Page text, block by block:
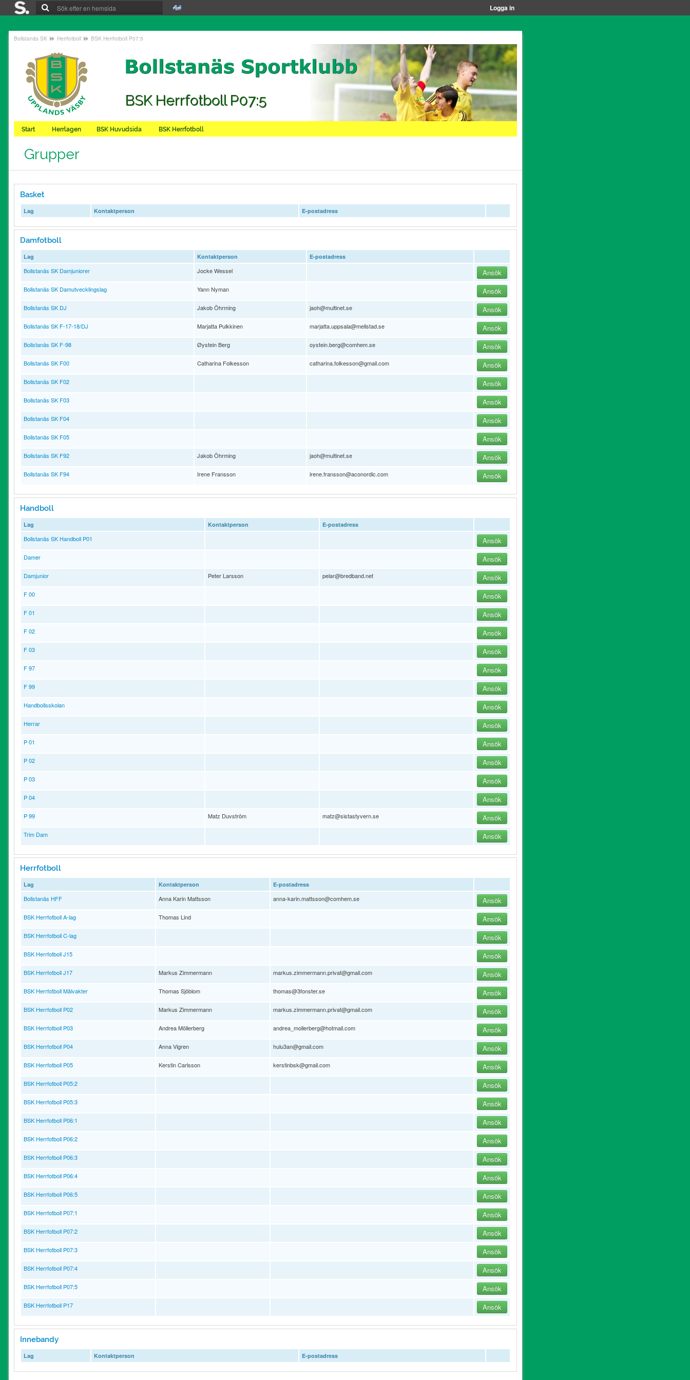
Logga in
Bollstanäs SK Herrfotboll BSK Herrfotboll P07:5
BSK Herrfotboll P07:5
Start Herrlagen BSK Huvudsida BSK Herrfotboll
Grupper
Basket
Lag Kontaktperson E-postadress
Damfotboll
Lag Kontaktperson E-postadress
Bollstanäs SK Damjuniorer Jocke Wessel Ansök
Bollstanäs SK Damutvecklingslag Yann Nyman Ansök
Bollstanäs SK DJ Jakob Öhrming jaoh@multinet.se Ansök
Bollstanäs SK F-17-18/DJ Marjatta Pulkkinen marjatta.uppsala@mellstad.se Ansök
Bollstanäs SK F-98 Øystein Berg oystein.berg@comhem.se Ansök
Bollstanäs SK F00 Catharina Folkesson catharina.folkesson@gmail.com Ansök
Bollstanäs SK F02 Ansök
Bollstanäs SK F03 Ansök
Bollstanäs SK F04 Ansök
Bollstanäs SK F05 Ansök
Bollstanäs SK F92 Jakob Öhrming jaoh@multinet.se Ansök
Bollstanäs SK F94 Irene Fransson irene.fransson@aconordic.com Ansök
Handboll
Lag Kontaktperson E-postadress
Bollstanäs SK Handboll P01 Ansök
Damer Ansök
Damjunior Peter Larsson pelar@bredband.net Ansök
F 00 Ansök
F 01 Ansök
F 02 Ansök
F 03 Ansök
F 97 Ansök
F 99 Ansök
Handbollsskolan Ansök
Herrar Ansök
P 01 Ansök
P 02 Ansök
P 03 Ansök
P 04 Ansök
P 99 Matz Duvström matz@sistastyvern.se Ansök
Trim Dam Ansök
Herrfotboll
Lag Kontaktperson E-postadress
Bollstanäs HFF Anna Karin Mattsson anna-karin.mattsson@comhem.se Ansök
BSK Herrfotboll A-lag Thomas Lind Ansök
BSK Herrfotboll C-lag Ansök
BSK Herrfotboll J15 Ansök
BSK Herrfotboll J17 Markus Zimmermann markus.zimmermann.privat@gmail.com Ansök
BSK Herrfotboll Målvakter Thomas Sjöblom thomas@3fonster.se Ansök
BSK Herrfotboll P02 Markus Zimmermann markus.zimmermann.privat@gmail.com Ansök
BSK Herrfotboll P03 Andrea Möllerberg andrea_mollerberg@hotmail.com Ansök
BSK Herrfotboll P04 Anna Vigren hulu3an@gmail.com Ansök
BSK Herrfotboll P05 Kerstin Carlsson kerstinbsk@gmail.com Ansök
BSK Herrfotboll P05:2 Ansök
BSK Herrfotboll P05:3 Ansök
BSK Herrfotboll P06:1 Ansök
BSK Herrfotboll P06:2 Ansök
BSK Herrfotboll P06:3 Ansök
BSK Herrfotboll P06:4 Ansök
BSK Herrfotboll P06:5 Ansök
BSK Herrfotboll P07:1 Ansök
BSK Herrfotboll P07:2 Ansök
BSK Herrfotboll P07:3 Ansök
BSK Herrfotboll P07:4 Ansök
BSK Herrfotboll P07:5 Ansök
BSK Herrfotboll P17 Ansök
Innebandy
Lag Kontaktperson E-postadress